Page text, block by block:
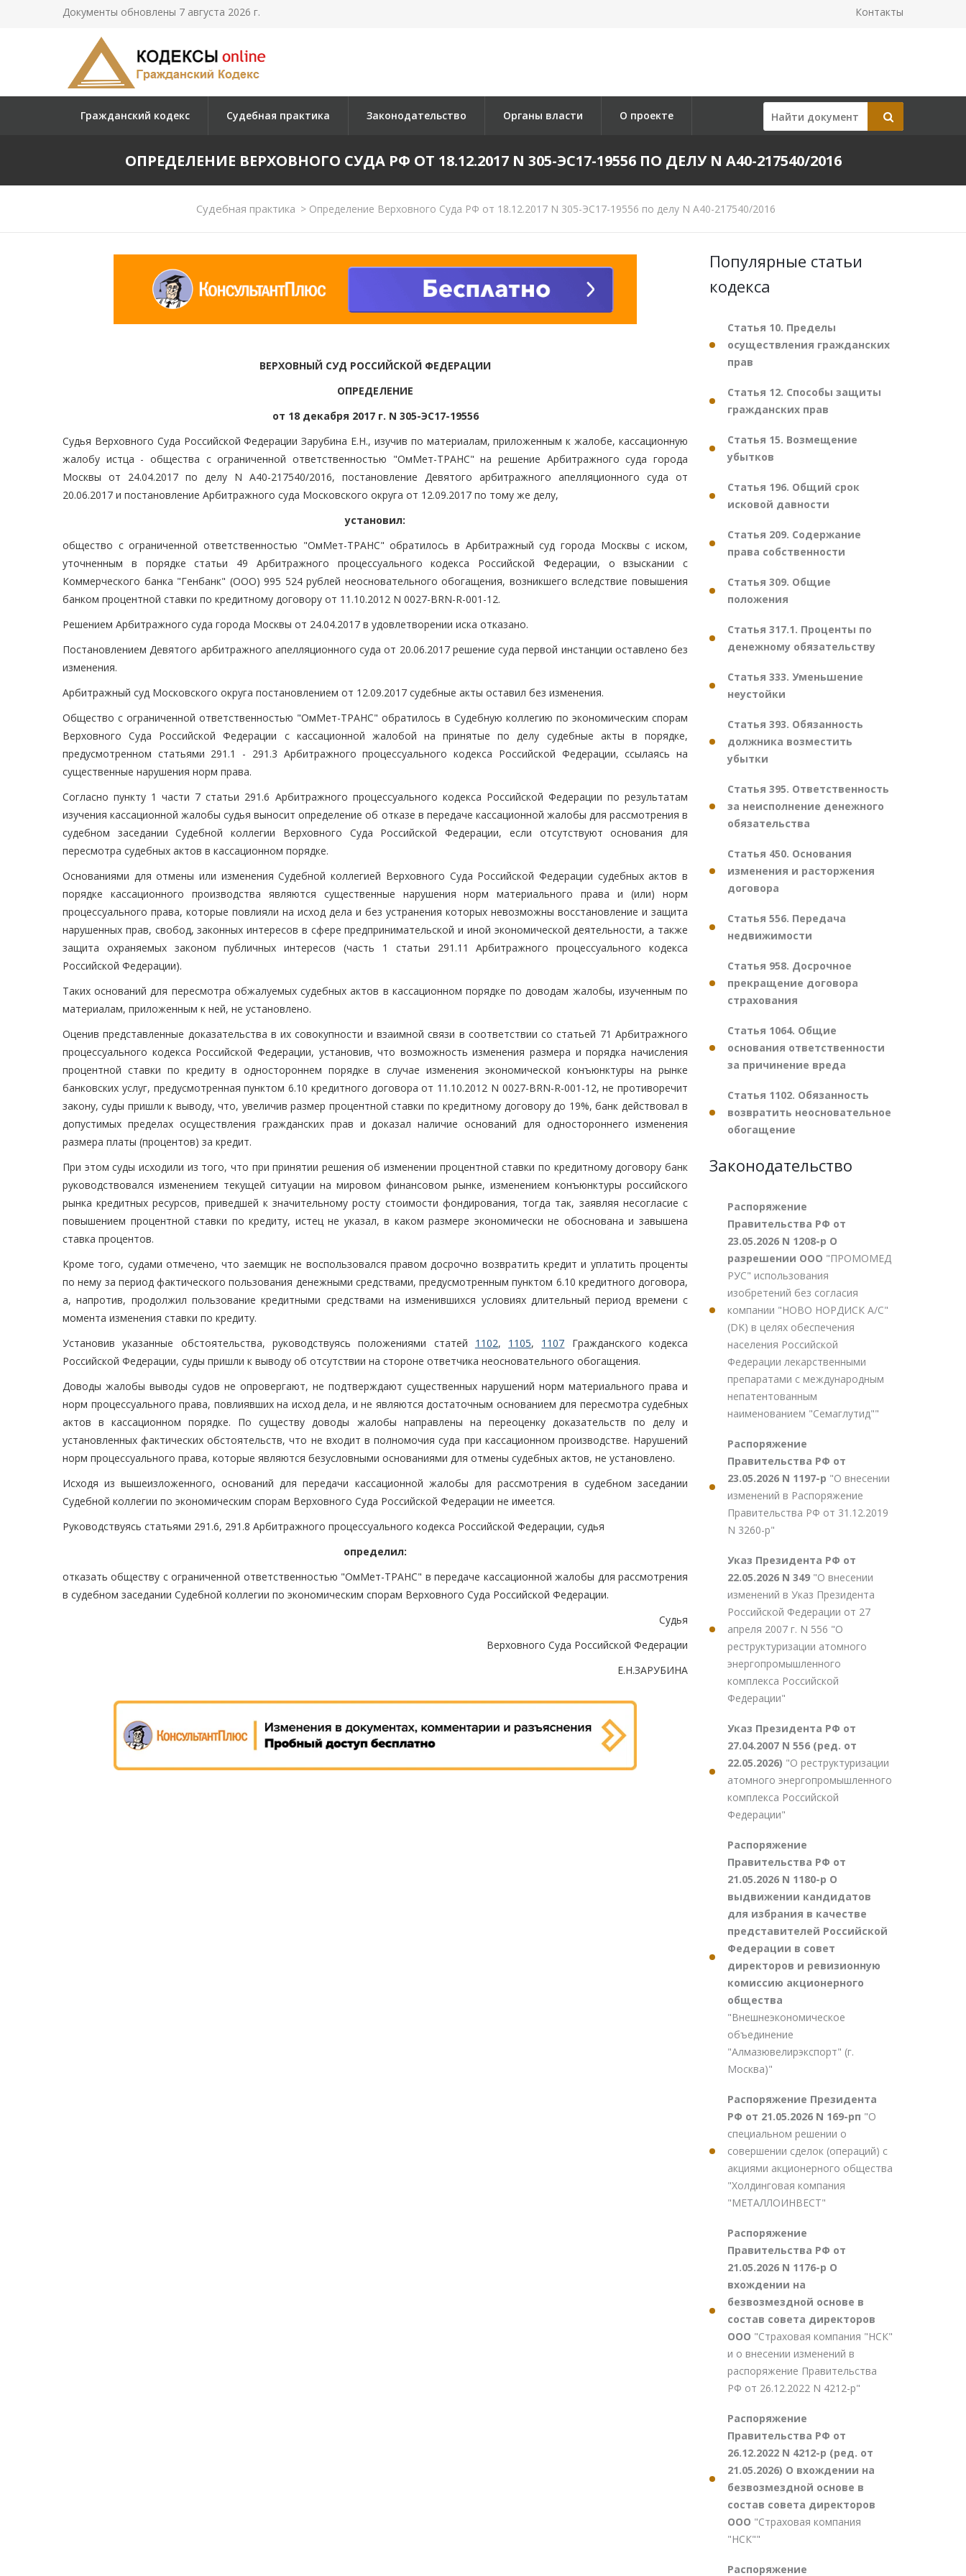
Документы обновлены 7 августа 2026 г. Контакты
Гражданский кодекс Судебная практика Законодательство Органы власти О проекте
ОПРЕДЕЛЕНИЕ ВЕРХОВНОГО СУДА РФ ОТ 18.12.2017 N 305-ЭС17-19556 ПО ДЕЛУ N А40-217540/2016
Судебная практика >Определение Верховного Суда РФ от 18.12.2017 N 305-ЭС17-19556 по делу N А40-217540/2016
ВЕРХОВНЫЙ СУД РОССИЙСКОЙ ФЕДЕРАЦИИ
ОПРЕДЕЛЕНИЕ
от 18 декабря 2017 г. N 305-ЭС17-19556
Судья Верховного Суда Российской Федерации Зарубина Е.Н., изучив по материалам, приложенным к жалобе, кассационную
жалобу истца - общества с ограниченной ответственностью "ОмМет-ТРАНС" на решение Арбитражного суда города
Москвы от 24.04.2017 по делу N А40-217540/2016, постановление Девятого арбитражного апелляционного суда от
20.06.2017 и постановление Арбитражного суда Московского округа от 12.09.2017 по тому же делу,
установил:
общество с ограниченной ответственностью "ОмМет-ТРАНС" обратилось в Арбитражный суд города Москвы с иском,
уточненным в порядке статьи 49 Арбитражного процессуального кодекса Российской Федерации, о взыскании с
Коммерческого банка "Генбанк" (ООО) 995 524 рублей неосновательного обогащения, возникшего вследствие повышения
банком процентной ставки по кредитному договору от 11.10.2012 N 0027-BRN-R-001-12.
Решением Арбитражного суда города Москвы от 24.04.2017 в удовлетворении иска отказано.
Постановлением Девятого арбитражного апелляционного суда от 20.06.2017 решение суда первой инстанции оставлено без
изменения.
Арбитражный суд Московского округа постановлением от 12.09.2017 судебные акты оставил без изменения.
Общество с ограниченной ответственностью "ОмМет-ТРАНС" обратилось в Судебную коллегию по экономическим спорам
Верховного Суда Российской Федерации с кассационной жалобой на принятые по делу судебные акты в порядке,
предусмотренном статьями 291.1 - 291.3 Арбитражного процессуального кодекса Российской Федерации, ссылаясь на
существенные нарушения норм права.
Согласно пункту 1 части 7 статьи 291.6 Арбитражного процессуального кодекса Российской Федерации по результатам
изучения кассационной жалобы судья выносит определение об отказе в передаче кассационной жалобы для рассмотрения в
судебном заседании Судебной коллегии Верховного Суда Российской Федерации, если отсутствуют основания для
пересмотра судебных актов в кассационном порядке.
Основаниями для отмены или изменения Судебной коллегией Верховного Суда Российской Федерации судебных актов в
порядке кассационного производства являются существенные нарушения норм материального права и (или) норм
процессуального права, которые повлияли на исход дела и без устранения которых невозможны восстановление и защита
нарушенных прав, свобод, законных интересов в сфере предпринимательской и иной экономической деятельности, а также
защита охраняемых законом публичных интересов (часть 1 статьи 291.11 Арбитражного процессуального кодекса
Российской Федерации).
Таких оснований для пересмотра обжалуемых судебных актов в кассационном порядке по доводам жалобы, изученным по
материалам, приложенным к ней, не установлено.
Оценив представленные доказательства в их совокупности и взаимной связи в соответствии со статьей 71 Арбитражного
процессуального кодекса Российской Федерации, установив, что возможность изменения размера и порядка начисления
процентной ставки по кредиту в одностороннем порядке в случае изменения экономической конъюнктуры на рынке
банковских услуг, предусмотренная пунктом 6.10 кредитного договора от 11.10.2012 N 0027-BRN-R-001-12, не противоречит
закону, суды пришли к выводу, что, увеличив размер процентной ставки по кредитному договору до 19%, банк действовал в
допустимых пределах осуществления гражданских прав и доказал наличие оснований для одностороннего изменения
размера платы (процентов) за кредит.
При этом суды исходили из того, что при принятии решения об изменении процентной ставки по кредитному договору банк
руководствовался изменением текущей ситуации на мировом финансовом рынке, изменением конъюнктуры российского
рынка кредитных ресурсов, приведшей к значительному росту стоимости фондирования, тогда так, заявляя несогласие с
повышением процентной ставки по кредиту, истец не указал, в каком размере экономически не обоснована и завышена
ставка процентов.
Кроме того, судами отмечено, что заемщик не воспользовался правом досрочно возвратить кредит и уплатить проценты
по нему за период фактического пользования денежными средствами, предусмотренным пунктом 6.10 кредитного договора,
а, напротив, продолжил пользование кредитными средствами на изменившихся условиях длительный период времени с
момента изменения ставки по кредиту.
Установив указанные обстоятельства, руководствуясь положениями статей 1102, 1105, 1107 Гражданского кодекса
Российской Федерации, суды пришли к выводу об отсутствии на стороне ответчика неосновательного обогащения.
Доводы жалобы выводы судов не опровергают, не подтверждают существенных нарушений норм материального права и
норм процессуального права, повлиявших на исход дела, и не являются достаточным основанием для пересмотра судебных
актов в кассационном порядке. По существу доводы жалобы направлены на переоценку доказательств по делу и
установленных фактических обстоятельств, что не входит в полномочия суда при кассационном производстве. Нарушений
норм процессуального права, которые являются безусловными основаниями для отмены судебных актов, не установлено.
Исходя из вышеизложенного, оснований для передачи кассационной жалобы для рассмотрения в судебном заседании
Судебной коллегии по экономическим спорам Верховного Суда Российской Федерации не имеется.
Руководствуясь статьями 291.6, 291.8 Арбитражного процессуального кодекса Российской Федерации, судья
определил:
отказать обществу с ограниченной ответственностью "ОмМет-ТРАНС" в передаче кассационной жалобы для рассмотрения
в судебном заседании Судебной коллегии по экономическим спорам Верховного Суда Российской Федерации.
Судья
Верховного Суда Российской Федерации
Е.Н.ЗАРУБИНА
Популярные статьи
кодекса
Статья 10. Пределы
осуществления гражданских
прав
Статья 12. Способы защиты
гражданских прав
Статья 15. Возмещение
убытков
Статья 196. Общий срок
исковой давности
Статья 209. Содержание
права собственности
Статья 309. Общие
положения
Статья 317.1. Проценты по
денежному обязательству
Статья 333. Уменьшение
неустойки
Статья 393. Обязанность
должника возместить
убытки
Статья 395. Ответственность
за неисполнение денежного
обязательства
Статья 450. Основания
изменения и расторжения
договора
Статья 556. Передача
недвижимости
Статья 958. Досрочное
прекращение договора
страхования
Статья 1064. Общие
основания ответственности
за причинение вреда
Статья 1102. Обязанность
возвратить неосновательное
обогащение
Законодательство
Распоряжение
Правительства РФ от
23.05.2026 N 1208-р О
разрешении ООО "ПРОМОМЕД
РУС" использования
изобретений без согласия
компании "НОВО НОРДИСК А/С"
(DK) в целях обеспечения
населения Российской
Федерации лекарственными
препаратами с международным
непатентованным
наименованием "Семаглутид""
Распоряжение
Правительства РФ от
23.05.2026 N 1197-р "О внесении
изменений в Распоряжение
Правительства РФ от 31.12.2019
N 3260-р"
Указ Президента РФ от
22.05.2026 N 349 "О внесении
изменений в Указ Президента
Российской Федерации от 27
апреля 2007 г. N 556 "О
реструктуризации атомного
энергопромышленного
комплекса Российской
Федерации"
Указ Президента РФ от
27.04.2007 N 556 (ред. от
22.05.2026) "О реструктуризации
атомного энергопромышленного
комплекса Российской
Федерации"
Распоряжение
Правительства РФ от
21.05.2026 N 1180-р О
выдвижении кандидатов
для избрания в качестве
представителей Российской
Федерации в совет
директоров и ревизионную
комиссию акционерного
общества
"Внешнеэкономическое
объединение
"Алмазювелирэкспорт" (г.
Москва)"
Распоряжение Президента
РФ от 21.05.2026 N 169-рп "О
специальном решении о
совершении сделок (операций) с
акциями акционерного общества
"Холдинговая компания
"МЕТАЛЛОИНВЕСТ"
Распоряжение
Правительства РФ от
21.05.2026 N 1176-р О
вхождении на
безвозмездной основе в
состав совета директоров
ООО "Страховая компания "НСК"
и о внесении изменений в
распоряжение Правительства
РФ от 26.12.2022 N 4212-р"
Распоряжение
Правительства РФ от
26.12.2022 N 4212-р (ред. от
21.05.2026) О вхождении на
безвозмездной основе в
состав совета директоров
ООО "Страховая компания
"НСК""
Распоряжение